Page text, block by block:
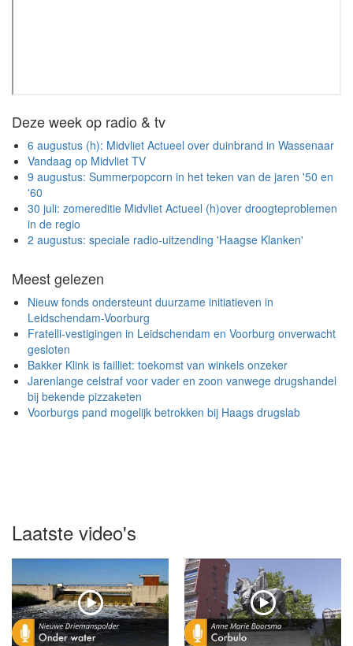
Deze week op radio & tv
6 augustus (h): Midvliet Actueel over duinbrand in Wassenaar
Vandaag op Midvliet TV
9 augustus: Summerpopcorn in het teken van de jaren '50 en
'60
30 juli: zomereditie Midvliet Actueel (h)over droogteproblemen
in de regio
2 augustus: speciale radio-uitzending 'Haagse Klanken'
Meest gelezen
Nieuw fonds ondersteunt duurzame initiatieven in
Leidschendam-Voorburg
Fratelli-vestigingen in Leidschendam en Voorburg onverwacht
gesloten
Bakker Klink is failliet: toekomst van winkels onzeker
Jarenlange celstraf voor vader en zoon vanwege drugshandel
bij bekende pizzaketen
Voorburgs pand mogelijk betrokken bij Haags drugslab
Laatste video's